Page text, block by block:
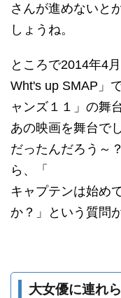
さんが進めないと
しょうね。
ところで2014年4
Wht's up SMAP」
ャンズ１１」の舞
あの映画を舞台で
だったんだろう～
ら、「
キャプテンは始め
か？」という質問
大女優に連れ